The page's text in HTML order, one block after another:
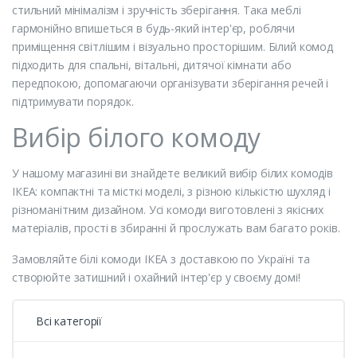
стильний мінімалізм і зручність зберігання. Така меблі
гармонійно впишеться в будь-який інтер'єр, роблячи
приміщення світлішим і візуально просторішим. Білий комод
підходить для спальні, вітальні, дитячої кімнати або
передпокою, допомагаючи організувати зберігання речей і
підтримувати порядок.
Вибір білого комоду
У нашому магазині ви знайдете великий вибір білих комодів
ІКЕА: компактні та місткі моделі, з різною кількістю шухляд і
різноманітним дизайном. Усі комоди виготовлені з якісних
матеріалів, прості в збиранні й прослужать вам багато років.
Замовляйте білі комоди ІКЕА з доставкою по Україні та
створюйте затишний і охайний інтер'єр у своєму домі!
Всі категорії